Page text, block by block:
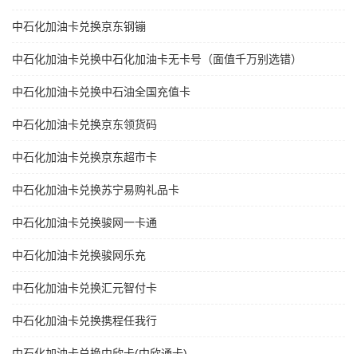
中石化加油卡兑换京东钢镚
中石化加油卡兑换中石化加油卡无卡号（面值千万别选错）
中石化加油卡兑换中石油全国充值卡
中石化加油卡兑换京东领货码
中石化加油卡兑换京东超市卡
中石化加油卡兑换苏宁易购礼品卡
中石化加油卡兑换骏网一卡通
中石化加油卡兑换骏网乐充
中石化加油卡兑换汇元智付卡
中石化加油卡兑换携程任我行